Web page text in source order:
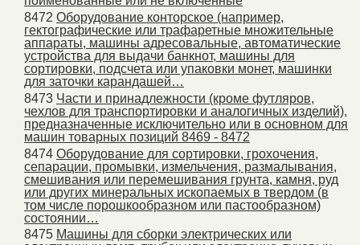
8472 Оборудование конторское (например,
гектографические или трафаретные множительные
аппараты, машины адресовальные, автоматические
устройства для выдачи банкнот, машины для
сортировки, подсчета или упаковки монет, машинки
для заточки карандашей…
8473 Части и принадлежности (кроме футляров,
чехлов для транспортировки и аналогичных изделий),
предназначенные исключительно или в основном для
машин товарных позиций 8469 - 8472
8474 Оборудование для сортировки, грохочения,
сепарации, промывки, измельчения, размалывания,
смешивания или перемешивания грунта, камня, руд
или других минеральных ископаемых в твердом (в
том числе порошкообразном или пастообразном)
состоянии…
8475 Машины для сборки электрических или